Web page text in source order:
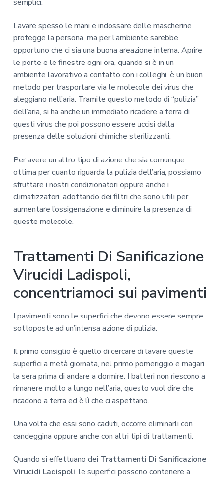
semplici.
Lavare spesso le mani e indossare delle mascherine
protegge la persona, ma per l’ambiente sarebbe
opportuno che ci sia una buona areazione interna. Aprire
le porte e le finestre ogni ora, quando si è in un
ambiente lavorativo a contatto con i colleghi, è un buon
metodo per trasportare via le molecole dei virus che
aleggiano nell’aria. Tramite questo metodo di “pulizia”
dell’aria, si ha anche un immediato ricadere a terra di
questi virus che poi possono essere uccisi dalla
presenza delle soluzioni chimiche sterilizzanti.
Per avere un altro tipo di azione che sia comunque
ottima per quanto riguarda la pulizia dell’aria, possiamo
sfruttare i nostri condizionatori oppure anche i
climatizzatori, adottando dei filtri che sono utili per
aumentare l’ossigenazione e diminuire la presenza di
queste molecole.
Trattamenti Di Sanificazione
Virucidi Ladispoli,
concentriamoci sui pavimenti
I pavimenti sono le superfici che devono essere sempre
sottoposte ad un’intensa azione di pulizia.
Il primo consiglio è quello di cercare di lavare queste
superfici a metà giornata, nel primo pomeriggio e magari
la sera prima di andare a dormire. I batteri non riescono a
rimanere molto a lungo nell’aria, questo vuol dire che
ricadono a terra ed è lì che ci aspettano.
Una volta che essi sono caduti, occorre eliminarli con
candeggina oppure anche con altri tipi di trattamenti.
Quando si effettuano dei Trattamenti Di Sanificazione
Virucidi Ladispoli, le superfici possono contenere a